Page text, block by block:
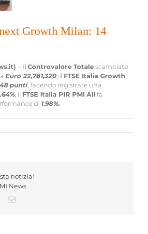
Growth Milan: 14
– Il Controvalore Totale scambiato
Euro 22,781,320; il FTSE Italia Growth
punti, facendo registrare una
, il FTSE Italia PIR PMI All fa
di 1.98%.
notizia!
News
Email